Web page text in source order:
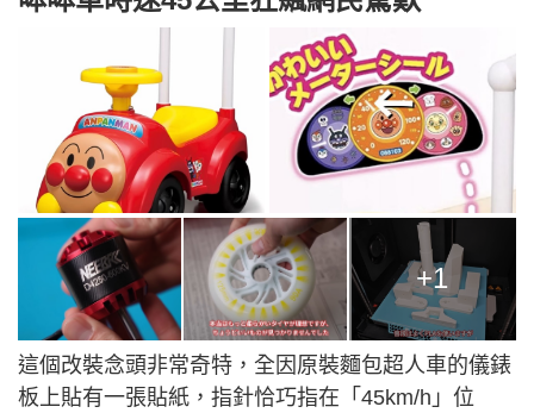
+1
這個改裝念頭非常奇特，全因原裝麵包超人車的儀錶
板上貼有一張貼紙，指針恰巧指在「45km/h」位